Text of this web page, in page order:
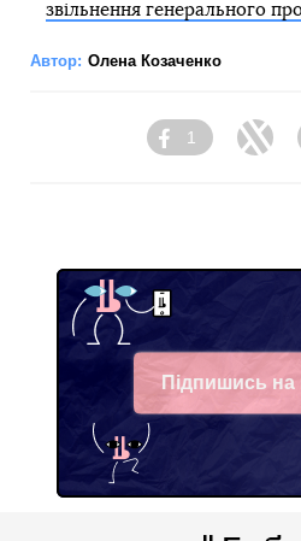
звільнення генерального
Автор: Олена Козаченко
Facebook
1
Підпишись на
Telegram